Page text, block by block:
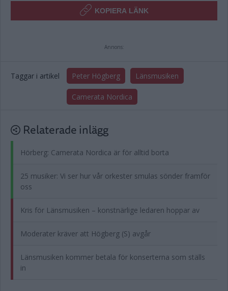
KOPIERA LÄNK
Annons:
Taggar i artikel Peter Högberg Länsmusiken
Camerata Nordica
Relaterade inlägg
Hörberg: Camerata Nordica är för alltid borta
25 musiker: Vi ser hur vår orkester smulas sönder framför
oss
Kris för Länsmusiken – konstnärlige ledaren hoppar av
Moderater kräver att Högberg (S) avgår
Länsmusiken kommer betala för konserterna som ställs
in